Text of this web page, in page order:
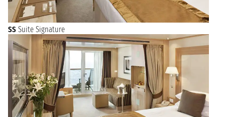
SS Suite Signature